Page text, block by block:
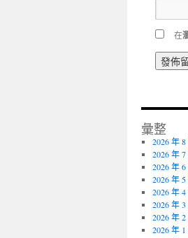
在
彙整
2026 年 8
2026 年 7
2026 年 6
2026 年 5
2026 年 4
2026 年 3
2026 年 2
2026 年 1